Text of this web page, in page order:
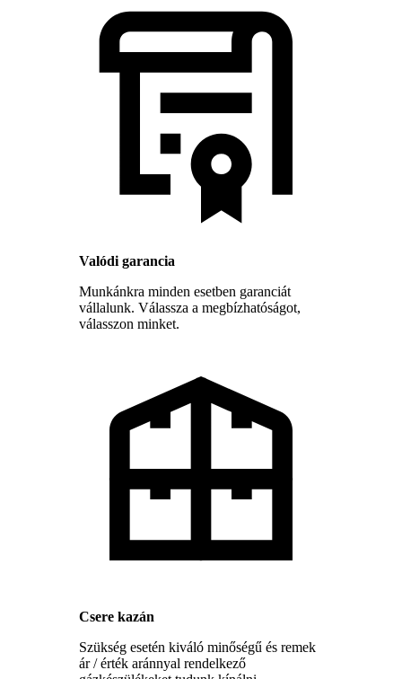
Valódi garancia
Munkánkra minden esetben garanciát
vállalunk. Válassza a megbízhatóságot,
válasszon minket.
Csere kazán
Szükség esetén kiváló minőségű és remek
ár / érték aránnyal rendelkező